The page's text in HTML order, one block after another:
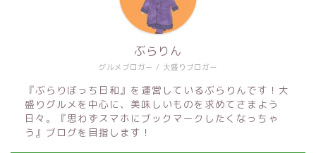
グルメブロガー / 大盛りブロガー
ぶらりん
『ぶらりぼっち日和』を運営しているぶらりんです！大
盛りグルメを中心に、美味しいものを求めてさまよう
日々。『思わずスマホにブックマークしたくなっちゃ
う』ブログを目指します！